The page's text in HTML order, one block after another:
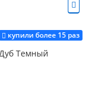
купили более 15 раз
Темный